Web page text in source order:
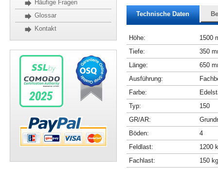
Häufige Fragen
Glossar
Kontakt
Technische Daten
Höhe:
1500
Tiefe:
350
Länge:
650
Ausführung:
Farbe:
Typ:
150
GR/AR:
Böden:
4
Feldlast:
1200
Fachlast:
150 kg